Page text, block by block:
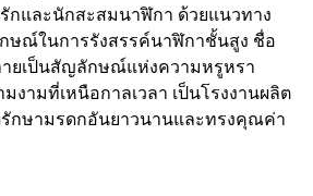
กและนักสะสมนาฬิกา ด้วยแนวทาง
กษณ์ในการรังสรรค์นาฬิกาชั้นสูง ชื่อ
ายเป็นสัญลักษณ์แห่งความหรูหรา
ามที่เหนือกาลเวลา เป็นโรงงานผลิต
กษามรดกอันยาวนานและทรงคุณค่า